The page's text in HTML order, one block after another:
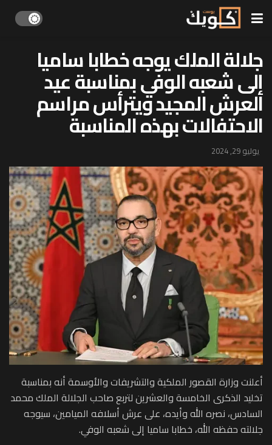
جلالة الملك يوجه خطابا ساميا
إلى شعبه الوفي بمناسبة عيد
العرش المجيد ويترأس مراسم
الاحتفالات بهذه المناسبة
يوليو 29, 2024
أعلنت وزارة القصور الملكية والتشريفات والأوسمة أنه بمناسبة
تخليد الذكرى الخامسة والعشرين لتربع صاحب الجلالة الملك محمد
السادس، نصره الله وأيده، على عرش أسلافه الميامين، سيوجه
جلالته حفظه الله، خطابا ساميا إلى شعبه الوفي.